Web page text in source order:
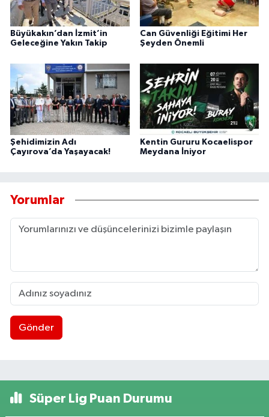
Büyükakın’dan İzmit’in
Geleceğine Yakın Takip
Can Güvenliği Eğitimi Her
Şeyden Önemli
Şehidimizin Adı
Çayırova’da Yaşayacak!
Kentin Gururu Kocaelispor
Meydana İniyor
Yorumlar
Gönder
Süper Lig Puan Durumu